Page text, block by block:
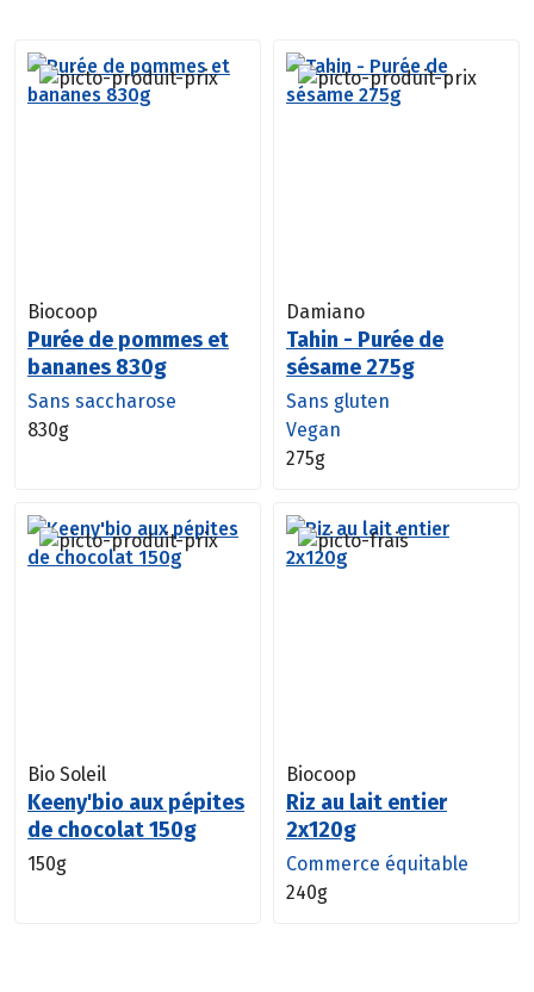
Biocoop
Purée de pommes et
bananes 830g
Sans saccharose
830g
Damiano
Tahin - Purée de
sésame 275g
Sans gluten
Vegan
275g
Bio Soleil
Keeny'bio aux pépites
de chocolat 150g
150g
Biocoop
Riz au lait entier
2x120g
Commerce équitable
240g